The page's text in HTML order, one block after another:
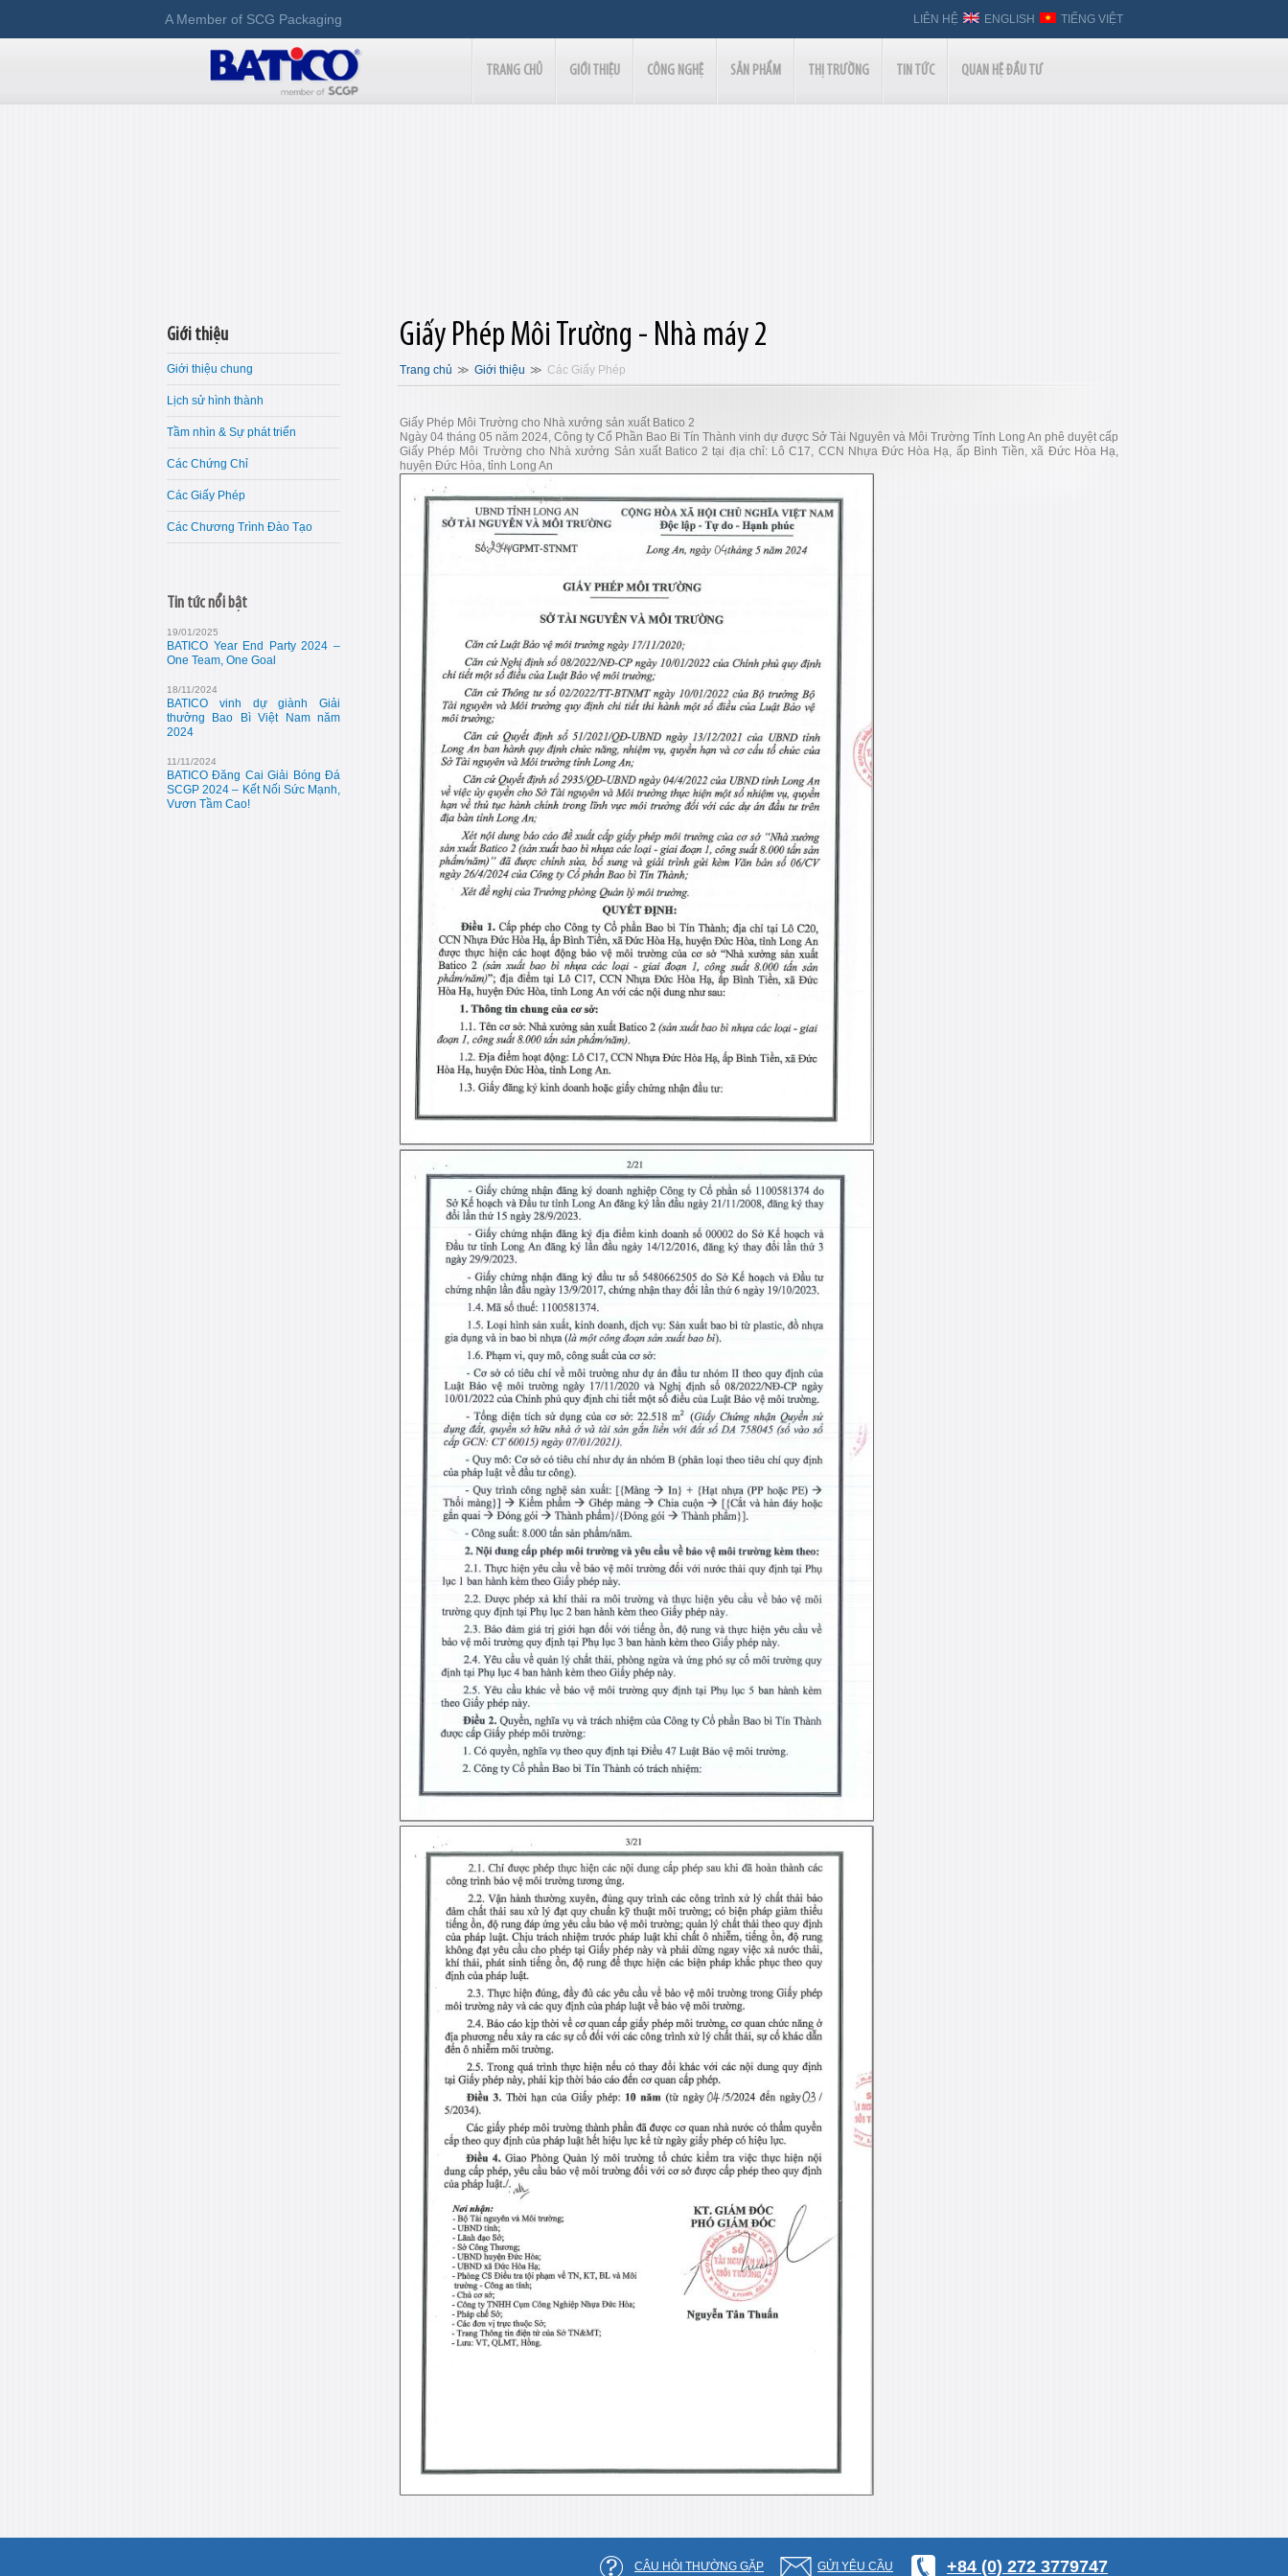
A Member of SCG Packaging TIẾNG VIỆT
ENGLISH
LIÊN HỆ
TRANG CHỦ GIỚI THIỆU CÔNG NGHỆ SẢN PHẨM THỊ TRƯỜNG TIN TỨC QUAN HỆ ĐẦU TƯ
Giới thiệu
Giới thiệu chung
Lịch sử hình thành
Tầm nhìn & Sự phát triển
Các Chứng Chỉ
Các Giấy Phép
Các Chương Trình Đào Tạo
Tin tức nổi bật
19/01/2025
BATICO Year End Party 2024 –
One Team, One Goal
18/11/2024
BATICO vinh dự giành Giải
thưởng Bao Bì Việt Nam năm
2024
11/11/2024
BATICO Đăng Cai Giải Bóng Đá
SCGP 2024 – Kết Nối Sức Mạnh,
Vươn Tầm Cao!
Giấy Phép Môi Trường - Nhà máy 2
Trang chủ Giới thiệu Các Giấy Phép
Giấy Phép Môi Trường cho Nhà xưởng sản xuất Batico 2
Ngày 04 tháng 05 năm 2024, Công ty Cổ Phần Bao Bi Tín Thành vinh dự được Sở Tài Nguyên và Môi Trường Tỉnh Long An phê duyệt cấp
Giấy Phép Môi Trường cho Nhà xưởng Sản xuất Batico 2 tại địa chỉ: Lô C17, CCN Nhựa Đức Hòa Hạ, ấp Bình Tiền, xã Đức Hòa Hạ,
huyện Đức Hòa, tỉnh Long An
CÂU HỎI THƯỜNG GẶP GỬI YÊU CẦU +84 (0) 272 3779747